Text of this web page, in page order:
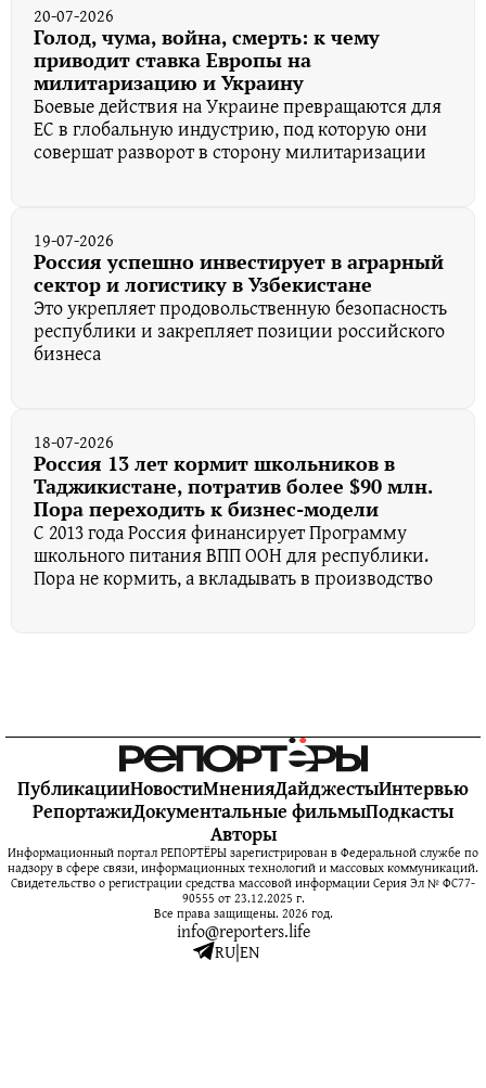
20-07-2026
Голод, чума, война, смерть: к чему
приводит ставка Европы на
милитаризацию и Украину
Боевые действия на Украине превращаются для
ЕС в глобальную индустрию, под которую они
совершат разворот в сторону милитаризации
19-07-2026
Россия успешно инвестирует в аграрный
сектор и логистику в Узбекистане
Это укрепляет продовольственную безопасность
республики и закрепляет позиции российского
бизнеса
18-07-2026
Россия 13 лет кормит школьников в
Таджикистане, потратив более $90 млн.
Пора переходить к бизнес-модели
С 2013 года Россия финансирует Программу
школьного питания ВПП ООН для республики.
Пора не кормить, а вкладывать в производство
ПубликацииНовостиМненияДайджестыИнтервью
РепортажиДокументальные фильмыПодкасты
Авторы
Информационный портал РЕПОРТЁРЫ зарегистрирован в Федеральной службе по
надзору в сфере связи, информационных технологий и массовых коммуникаций.
Свидетельство о регистрации средства массовой информации Серия Эл № ФС77-
90555 от 23.12.2025 г.
Все права защищены. 2026 год.
info@reporters.life
RU|EN